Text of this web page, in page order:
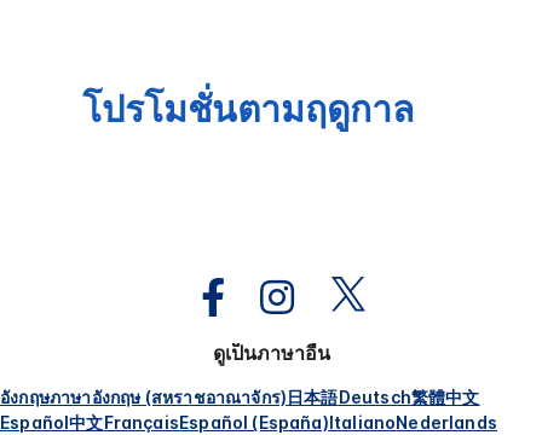
โปรโมชั่นตามฤดูกาล
ดูเป็นภาษาอื่น
อังกฤษภาษาอังกฤษ (สหราชอาณาจักร)日本語Deutsch繁體中文
Español中文FrançaisEspañol (España)ItalianoNederlands